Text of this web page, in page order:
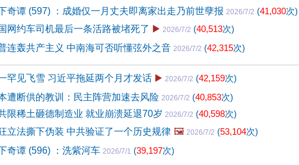
奇谭 (597) ：成婚仅一月丈夫即离家出走乃前世孽报 2026/7/2 (41,030次)
网约车司机最后一条活路被堵死了 ▶️ 2026/7/2 (40,513次)
连轰共产主义 中南海可否听懂弦外之音 2026/7/2 (42,315次)
罕见飞雪 习近平拖延两个月才发话 ▶️ 2026/7/2 (42,159次)
遭断供的教训：民主阵营加速去风险 2026/7/2 (40,853次)
限稀土砸德制造业 就业崩溃延退70岁 2026/7/2 (40,598次)
立法撕下伪装 中共验证了一个历史规律 🖼️ 2026/7/2 (53,104次)
奇谭 (596) ：洗紫河车 2026/7/1 (39,197次)